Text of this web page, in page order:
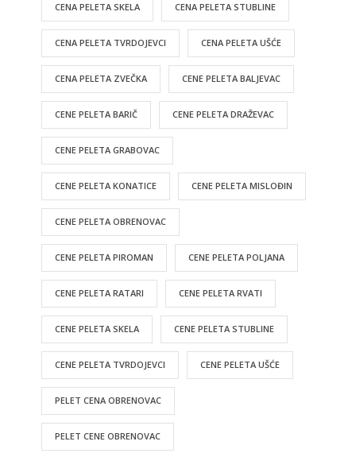
CENA PELETA SKELA CENA PELETA STUBLINE
CENA PELETA TVRDOJEVCI CENA PELETA UŠĆE
CENA PELETA ZVEČKA CENE PELETA BALJEVAC
CENE PELETA BARIČ CENE PELETA DRAŽEVAC
CENE PELETA GRABOVAC
CENE PELETA KONATICE CENE PELETA MISLOĐIN
CENE PELETA OBRENOVAC
CENE PELETA PIROMAN CENE PELETA POLJANA
CENE PELETA RATARI CENE PELETA RVATI
CENE PELETA SKELA CENE PELETA STUBLINE
CENE PELETA TVRDOJEVCI CENE PELETA UŠĆE
PELET CENA OBRENOVAC
PELET CENE OBRENOVAC